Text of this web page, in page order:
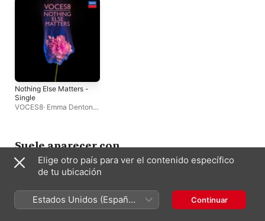
Nothing Else Matters -
Single
VOCES8· Emma Denton·
Suele aparecer con
Elige otro país para ver el contenido específico
de tu ubicación
Estados Unidos (Español
México)
Continuar